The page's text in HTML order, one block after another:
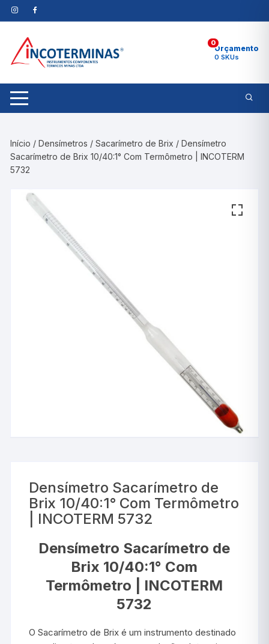
Pular
para
conteúdo
0
Orçamento
0 SKUs
Início /Densímetros /Sacarímetro de Brix / Densímetro
Sacarímetro de Brix 10/40:1° Com Termômetro | INCOTERM
5732
Densímetro Sacarímetro de
Brix 10/40:1° Com Termômetro
| INCOTERM 5732
Densímetro Sacarímetro de
Brix 10/40:1° Com
Termômetro | INCOTERM
5732
O Sacarímetro de Brix é um instrumento destinado